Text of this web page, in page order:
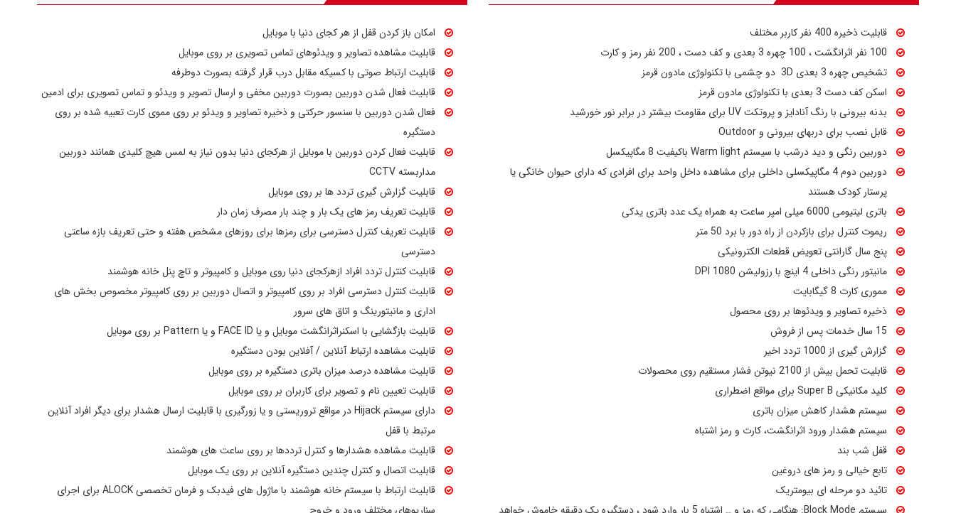
امکان تعیین رمز اختصاصی برای هر کاربر و تنظیم ساعات دسترسی مشخص برای هر رمز امکان‌پذیر است. همچنین، قابلیت
است. این محصول با امکاناتی همچون گزارش‌گیری آنلاین و آفلاین، اسکنر اثرانگشت خازنی و تابع خیالی، امنیت بسیار بالایی را
هنگامی که رمز ورود را می‌خواهید وارد نمایید، می‌توانید توالی از اعداد دروغین را قبل و بعد از رمز اصلی وارد کنید و
سپس کلید # را بزنید. این سیستم دستگیره توالی اعداد صحیح را تشخیص داده و درب را باز می‌کند. این ویژگی برای جلوگیری از
هک و یا لو رفتن رمز ورود کاربران طراحی شده است.
هنگامی که قصد دو قفله کردن و یا سختگیری بیشتری برای احراز هویت کاربران دارید، می‌توانید دستگیره را بر
روی حالت 2FA قرار دهید، در این حالت می‌بایست دو تا ابزار ورود را به قفل برای احراز هویت بدهید: (چهره + کف دست)،
(چهره + رمز)، (چهره + اثر انگشت)، (اثر انگشت + کف دست)، (اثر انگشت + رمز)، (رمز + کارت) و ...
این دستگیره دارای باتری لیتیومی پرقدرت‌تری با ظرفیت 6000 mAh می‌باشد. البته در بسته‌بندی این دستگیره دو تا باتری برای
استفاده کاربران قرار گرفته تا کابران بتوانند در مواقع اضطراری از باتری یدک استفاده کنند و باتری کم شارژ را توسط شارژرهای
غیرفست شارژ نمایند. تکنولوژی سنسور حرکتی این دستگیره از نسل جدید سنسورهای راداری می‌باشد. در این سیستم با ارسال
این دستگیره دارای قابلیت اتصال به سیستم‌های آیفون مرکزی و سیستم‌های اعلان و اطفا حریق و نیز سیستم‌های هوشمندسازی
نیز روشن و کنترل کرد. تعریف رمزهای یک بار مصرف و یا چند بار مصرف زمان‌دار بر اساس روز هفته و تاریخ و ساعت تردد روزانه
یکی دیگر از امکانات این دستگیره هوشمند می‌باشد.
تفاوت‌های مدل +X1 با ++X1 را میتوان اینگونه بیان کرد: اسکن کف دست، دوربین دوم داخلی، ریموت کنترل، باتری قوی‌تر، باتری
دوم یدک، قابلیت اتصال به سیستم‌های آیفون مرکزی.
قابلیت ذخیره 400 نفر کاربر مختلف
100 نفر اثرانگشت ، 100 چهره 3 بعدی و کف دست ، 200 نفر رمز و کارت
تشخیص چهره 3 بعدی 3D دو چشمی با تکنولوژی مادون قرمز
اسکن کف دست 3 بعدی با تکنولوژی مادون قرمز
بدنه بیرونی با رنگ آنادایز و پروتکت UV برای مقاومت بیشتر در برابر نور خورشید
قابل نصب برای دربهای بیرونی و Outdoor
دوربین رنگی و دید درشب با سیستم Warm light باکیفیت 8 مگاپیکسل
دوربین دوم 4 مگاپیکسلی داخلی برای مشاهده داخل واحد برای افرادی که دارای حیوان خانگی یا
پرستار کودک هستند
باتری لیتیومی 6000 میلی امپر ساعت به همراه یک عدد باتری یدکی
ریموت کنترل برای بازکردن از راه دور با برد 50 متر
پنج سال گارانتی تعویض قطعات الکترونیکی
مانیتور رنگی داخلی 4 اینچ با رزولیشن 1080 DPI
مموری کارت 8 گیگابایت
ذخیره تصاویر و ویدئوها بر روی محصول
15 سال خدمات پس از فروش
گزارش گیری از 1000 تردد اخیر
قابلیت تحمل بیش از 2100 نیوتن فشار مستقیم روی محصولات
کلید مکانیکی Super B برای مواقع اضطراری
سیستم هشدار کاهش میزان باتری
سیستم هشدار ورود اثرانگشت، کارت و رمز اشتباه
قفل شب بند
تابع خیالی و رمز های دروغین
تائید دو مرحله ای بیومتریک
امکان باز کردن قفل از هر کجای دنیا با موبایل
قابلیت مشاهده تصاویر و ویدئوهای تماس تصویری بر روی موبایل
قابلیت ارتباط صوتی با کسیکه مقابل درب قرار گرفته بصورت دوطرفه
قابلیت فعال شدن دوربین بصورت دوربین مخفی و ارسال تصویر و ویدئو و تماس تصویری برای ادمین
فعال شدن دوربین با سنسور حرکتی و ذخیره تصاویر و ویدئو بر روی مموی کارت تعبیه شده بر روی
دستگیره
قابلیت فعال کردن دوربین با موبایل از هرکجای دنیا بدون نیاز به لمس هیچ کلیدی همانند دوربین
مداربسته CCTV
قابلیت گزارش گیری تردد ها بر روی موبایل
قابلیت تعریف رمز های یک بار و چند بار مصرف زمان دار
قابلیت تعریف کنترل دسترسی برای رمزها برای روزهای مشخص هفته و حتی تعریف بازه ساعتی
دسترسی
قابلیت کنترل تردد افراد ازهرکجای دنیا روی موبایل و کامپیوتر و تاچ پنل خانه هوشمند
قابلیت کنترل دسترسی افراد بر روی کامپیوتر و اتصال دوربین بر روی کامپیوتر مخصوص بخش های
اداری و مانیتورینگ و اتاق های سرور
قابلیت بازگشایی با اسکنراثرانگشت موبایل و یا FACE ID و یا Pattern بر روی موبایل
قابلیت مشاهده ارتباط آنلاین / آفلاین بودن دستگیره
قابلیت مشاهده درصد میزان باتری دستگیره بر روی موبایل
قابلیت تعیین نام و تصویر برای کاربران بر روی موبایل
دارای سیستم Hijack در مواقع تروریستی و یا زورگیری با قابلیت ارسال هشدار برای دیگر افراد آنلاین
مرتبط با قفل
قابلیت مشاهده هشدارها و کنترل ترددها بر روی ساعت های هوشمند
قابلیت اتصال و کنترل چندین دستگیره آنلاین بر روی یک موبایل
قابلیت ارتباط با سیستم خانه هوشمند با ماژول های فیدبک و فرمان تخصصی ALOCK برای اجرای